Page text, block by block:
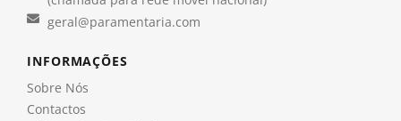
geral@paramentaria.com
INFORMAÇÕES
Sobre Nós
Contactos